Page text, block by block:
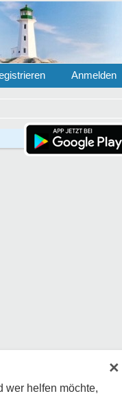
Anmelden
×
wer helfen möchte,